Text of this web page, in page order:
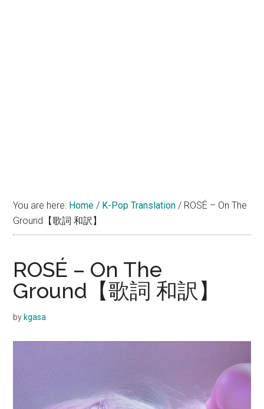
You are here: Home / K-Pop Translation / ROSÉ – On The
Ground【歌詞 和訳】
ROSÉ – On The
Ground【歌詞 和訳】
by kgasa